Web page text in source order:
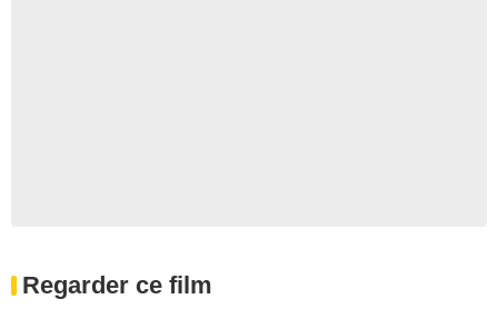
Regarder ce film